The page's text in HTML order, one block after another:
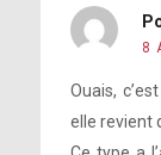
8
Ouais,
elle revient